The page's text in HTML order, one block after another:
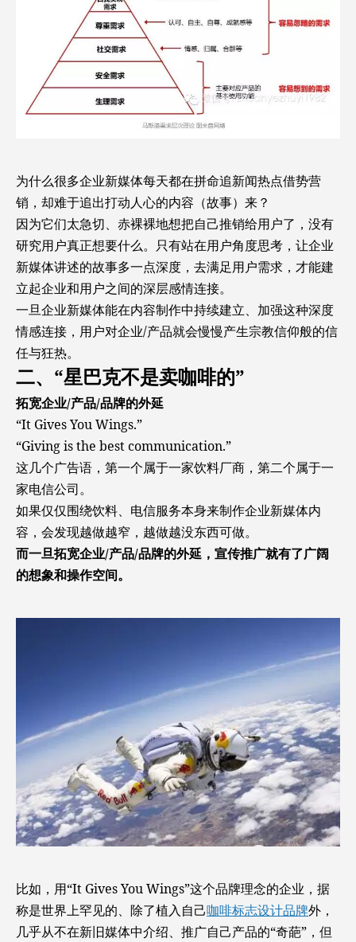
为什么很多企业新媒体每天都在拼命追新闻热点借势营
销，却难于追出打动人心的内容（故事）来？
因为它们太急切、赤裸裸地想把自己推销给用户了，没有
研究用户真正想要什么。只有站在用户角度思考，让企业
新媒体讲述的故事多一点深度，去满足用户需求，才能建
立起企业和用户之间的深层感情连接。
一旦企业新媒体能在内容制作中持续建立、加强这种深度
情感连接，用户对企业/产品就会慢慢产生宗教信仰般的信
任与狂热。
二、“星巴克不是卖咖啡的”
拓宽企业/产品/品牌的外延
“It Gives You Wings.”
“Giving is the best communication.”
这几个广告语，第一个属于一家饮料厂商，第二个属于一
家电信公司。
如果仅仅围绕饮料、电信服务本身来制作企业新媒体内
容，会发现越做越窄，越做越没东西可做。
而一旦拓宽企业/产品/品牌的外延，宣传推广就有了广阔
的想象和操作空间。
比如，用“It Gives You Wings”这个品牌理念的企业，据
称是世界上罕见的、除了植入自己咖啡标志设计品牌外，
几乎从不在新旧媒体中介绍、推广自己产品的“奇葩”，但